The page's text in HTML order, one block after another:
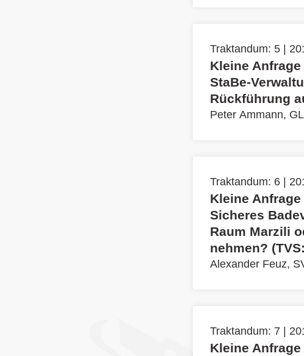
Traktandum: 5 |
Kleine
StaBe-
Rückführung
Peter Ammann,
Traktandum: 6 |
Kleine
Sicheres
Raum Marzili
nehmen?
Alexander Feuz,
Traktandum: 7 |
Kleine